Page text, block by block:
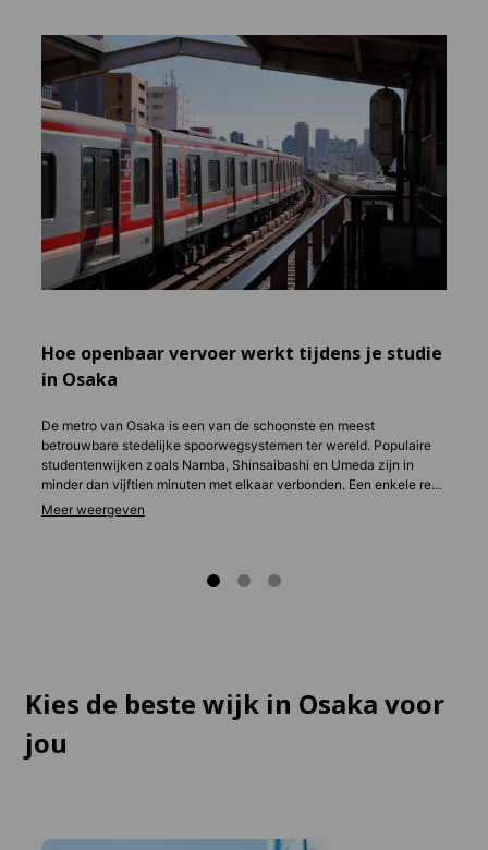
Hoe openbaar vervoer werkt tijdens je studie
in Osaka
De metro van Osaka is een van de schoonste en meest
betrouwbare stedelijke spoorwegsystemen ter wereld. Populaire
studentenwijken zoals Namba, Shinsaibashi en Umeda zijn in
minder dan vijftien minuten met elkaar verbonden. Een enkele reis
kost ongeveer € 1,10 tot € 2,20, en met een maandabonnement
Kies de beste wijk in Osaka voor
jou